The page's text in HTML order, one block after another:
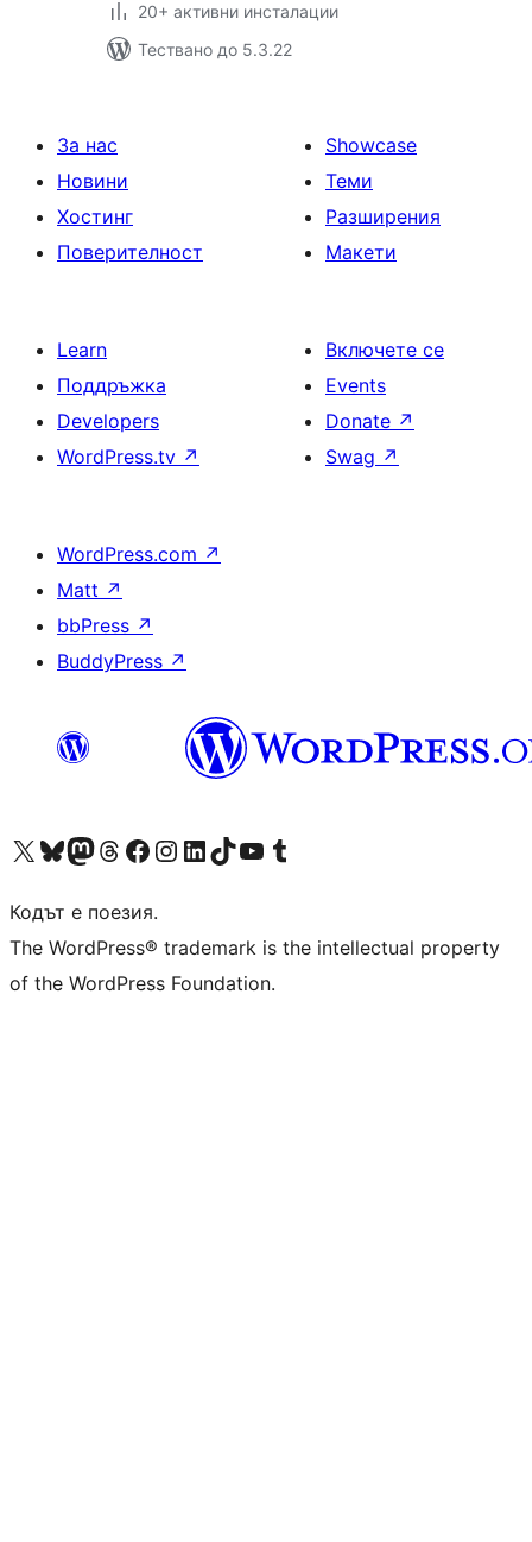
20+ активни инсталации
Тествано до 5.3.22
За нас
Новини
Хостинг
Поверителност
Showcase
Теми
Разширения
Макети
Learn
Поддръжка
Developers
WordPress.tv ↗
Включете се
Events
Donate ↗
Swag ↗
WordPress.com ↗
Matt ↗
bbPress ↗
BuddyPress ↗
Visit our X (formerly Twitter) account
Visit our Bluesky account
Visit our Mastodon account
Visit our Threads account
Посетете нашата страница във Facebook
Посетете нашия профил в Instagram
Посетете нашия профил в LinkedIn
Visit our TikTok account
Visit our YouTube channel
Visit our Tumblr account
Кодът е поезия.
The WordPress® trademark is the intellectual property
of the WordPress Foundation.